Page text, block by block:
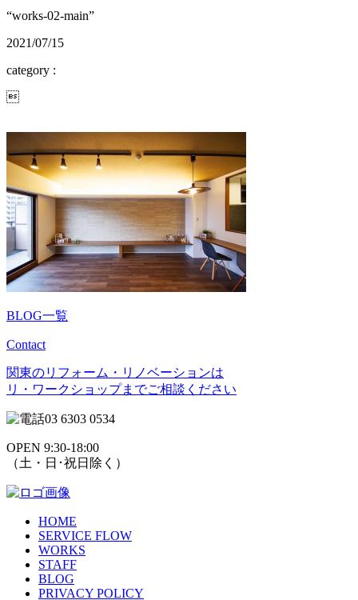
“works-02-main”
2021/07/15
category :

BLOG一覧
Contact
関東のリフォーム・リノベーションは
リ・ワークショップまでご相談ください
03 6303 0534
OPEN 9:30-18:00
（土・日･祝日除く）
HOME
SERVICE FLOW
WORKS
STAFF
BLOG
PRIVACY POLICY